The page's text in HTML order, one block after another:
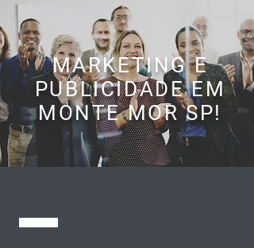
MARKETING E
PUBLICIDADE EM
MONTE MOR SP!